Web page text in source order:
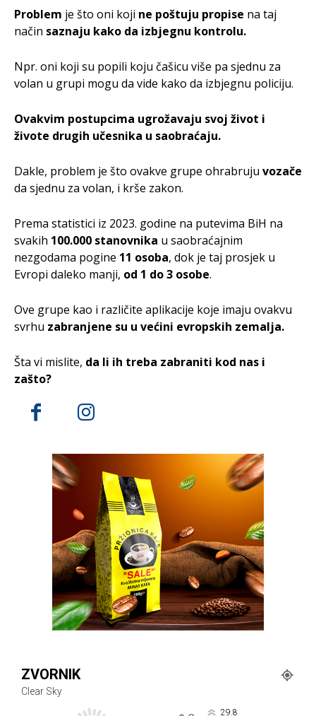
Problem je što oni koji ne poštuju propise na taj
način saznaju kako da izbjegnu kontrolu.
Npr. oni koji su popili koju čašicu više pa sjednu za
volan u grupi mogu da vide kako da izbjegnu policiju.
Ovakvim postupcima ugrožavaju svoj život i
živote drugih učesnika u saobraćaju.
Dakle, problem je što ovakve grupe ohrabruju vozače
da sjednu za volan, i krše zakon.
Prema statistici iz 2023. godine na putevima BiH na
svakih 100.000 stanovnika u saobraćajnim
nezgodama pogine 11 osoba, dok je taj prosjek u
Evropi daleko manji, od 1 do 3 osobe.
Ove grupe kao i različite aplikacije koje imaju ovakvu
svrhu zabranjene su u većini evropskih zemalja.
Šta vi mislite, da li ih treba zabraniti kod nas i
zašto?
ZVORNIK
Clear Sky
29.8